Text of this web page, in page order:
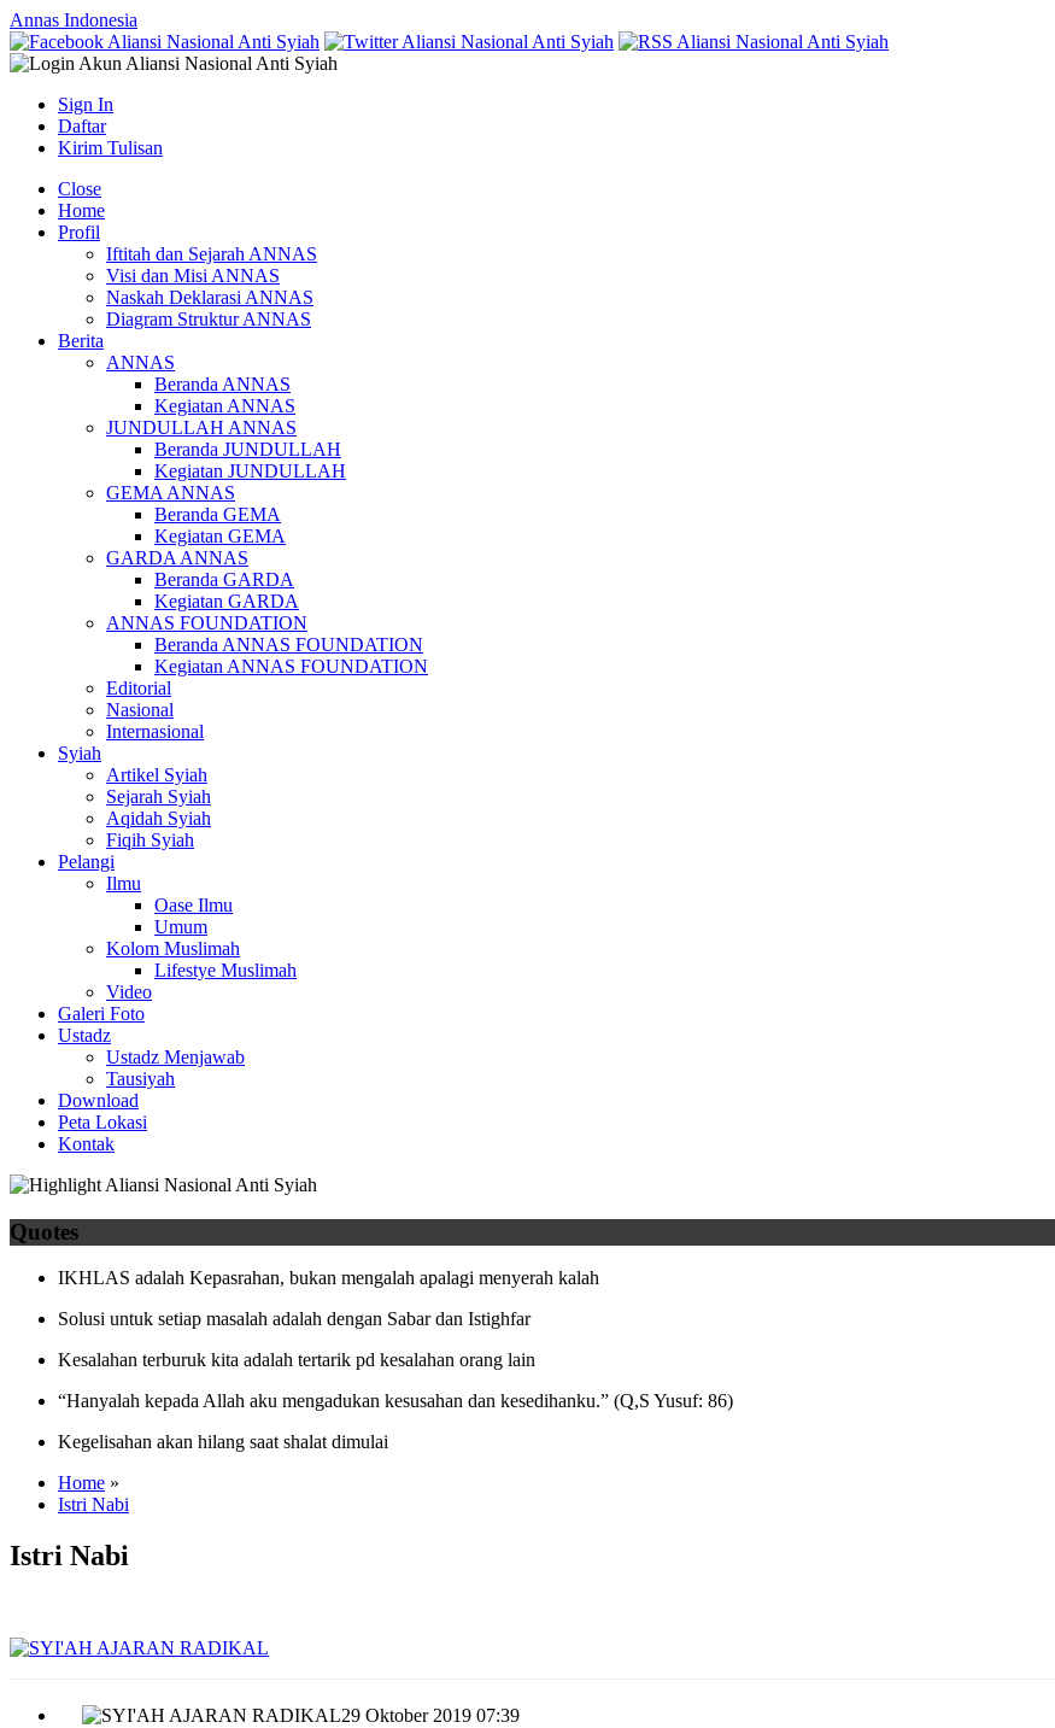
Annas Indonesia
Sign In
Daftar
Kirim Tulisan
Close
Home
Profil
Iftitah dan Sejarah ANNAS
Visi dan Misi ANNAS
Naskah Deklarasi ANNAS
Diagram Struktur ANNAS
Berita
ANNAS
Beranda ANNAS
Kegiatan ANNAS
JUNDULLAH ANNAS
Beranda JUNDULLAH
Kegiatan JUNDULLAH
GEMA ANNAS
Beranda GEMA
Kegiatan GEMA
GARDA ANNAS
Beranda GARDA
Kegiatan GARDA
ANNAS FOUNDATION
Beranda ANNAS FOUNDATION
Kegiatan ANNAS FOUNDATION
Editorial
Nasional
Internasional
Syiah
Artikel Syiah
Sejarah Syiah
Aqidah Syiah
Fiqih Syiah
Pelangi
Ilmu
Oase Ilmu
Umum
Kolom Muslimah
Lifestye Muslimah
Video
Galeri Foto
Ustadz
Ustadz Menjawab
Tausiyah
Download
Peta Lokasi
Kontak
Quotes
IKHLAS adalah Kepasrahan, bukan mengalah apalagi menyerah kalah
Solusi untuk setiap masalah adalah dengan Sabar dan Istighfar
Kesalahan terburuk kita adalah tertarik pd kesalahan orang lain
“Hanyalah kepada Allah aku mengadukan kesusahan dan kesedihanku.” (Q,S Yusuf: 86)
Kegelisahan akan hilang saat shalat dimulai
Home »
Istri Nabi
Istri Nabi
29 Oktober 2019 07:39